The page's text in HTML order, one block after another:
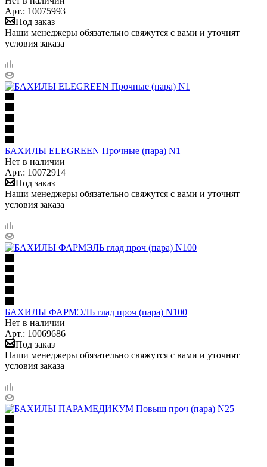
Арт.: 10075993
Под заказ
Наши менеджеры обязательно свяжутся с вами и уточнят
условия заказа
БАХИЛЫ ELEGREEN Прочные (пара) N1
Нет в наличии
Арт.: 10072914
Под заказ
Наши менеджеры обязательно свяжутся с вами и уточнят
условия заказа
БАХИЛЫ ФАРМЭЛЬ глад проч (пара) N100
Нет в наличии
Арт.: 10069686
Под заказ
Наши менеджеры обязательно свяжутся с вами и уточнят
условия заказа